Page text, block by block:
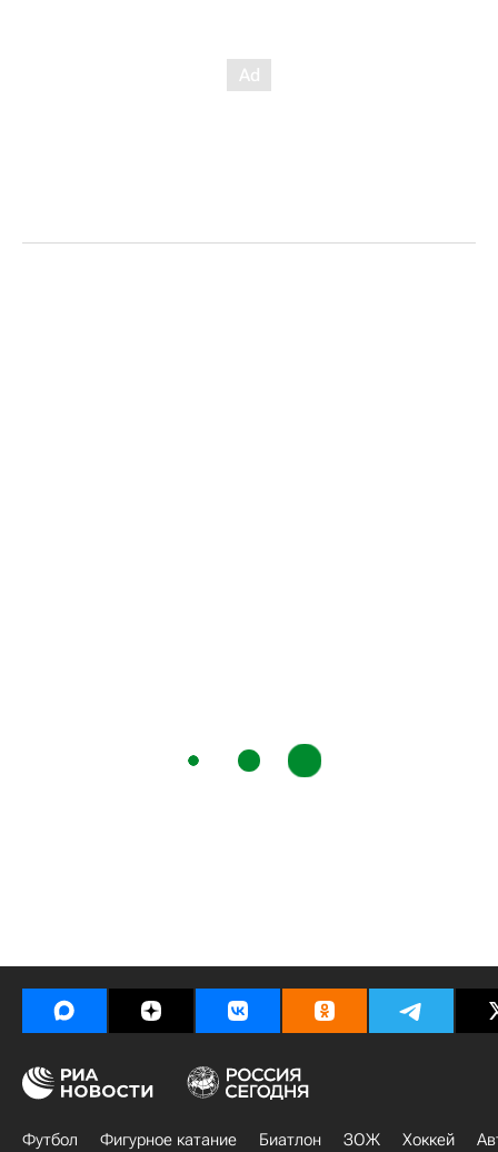
Футбол Фигурное катание Биатлон ЗОЖ Хоккей